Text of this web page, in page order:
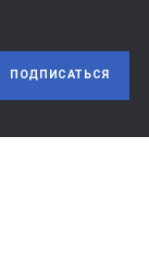
ПОДПИСАТЬСЯ